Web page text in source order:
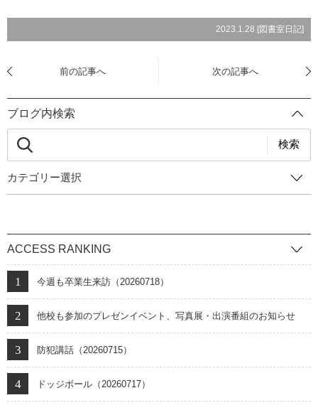
2023.1.28 [図書室日記]
前の記事へ 次の記事へ
ブログ内検索
検索
カテゴリー選択
ACCESS RANKING
今週も卒業生来訪（20260718）
他校も参加のプレゼンイベント、写真展・出演番組のお知らせ
防犯講話（20260715）
ドッジボール（20260717）